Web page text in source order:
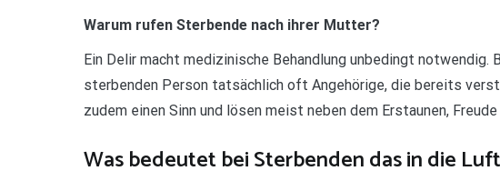
Warum rufen Sterbende nach ihrer Mutter?
Ein Delir macht medizinische Behandlung unbedingt
sterbenden Person tatsächlich oft Angehörige, die bereits
zudem einen Sinn und lösen meist neben dem Erstaunen,
Was bedeutet bei Sterbenden das in die